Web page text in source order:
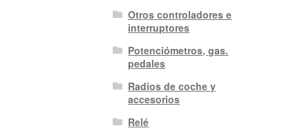
Otros controladores e
interruptores
Potenciómetros, gas.
pedales
Radios de coche y
accesorios
Relé